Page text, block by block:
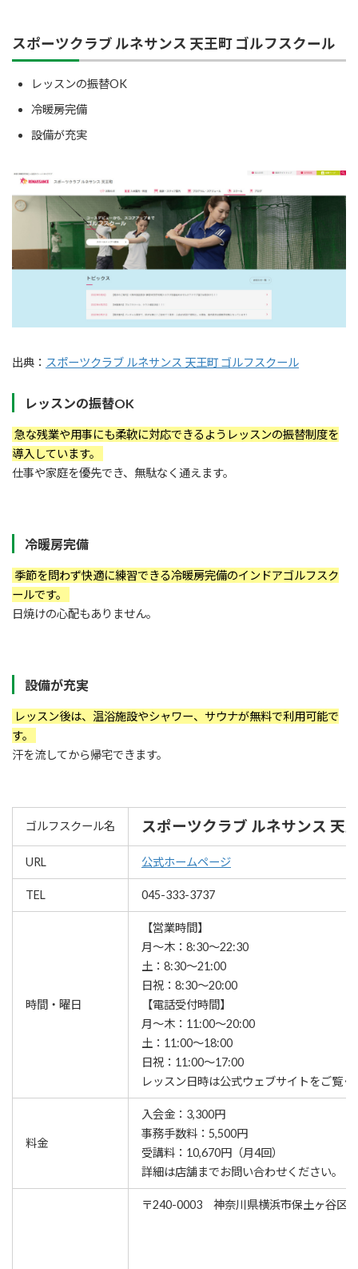
スポーツクラブ ルネサンス 天王町 ゴルフスクール
レッスンの振替OK
冷暖房完備
設備が充実
出典： スポーツクラブ ルネサンス 天王町 ゴルフスクール
レッスンの振替OK
急な残業や用事にも柔軟に対応できるようレッスンの振替制度を
導入しています。
仕事や家庭を優先でき、無駄なく通えます。
冷暖房完備
季節を問わず快適に練習できる冷暖房完備のインドアゴルフスク
ールです。
日焼けの心配もありません。
設備が充実
レッスン後は、温浴施設やシャワー、サウナが無料で利用可能で
す。
汗を流してから帰宅できます。
ゴルフスクール名 スポーツクラブ ルネサンス 天
URL 公式ホームページ
TEL 045-333-3737
時間・曜日
【営業時間】
月～木：8:30～22:30
土：8:30～21:00
日祝：8:30～20:00
【電話受付時間】
月～木：11:00～20:00
土：11:00～18:00
日祝：11:00～17:00
レッスン⽇時は公式ウェブサイトをご覧く
料金
入会金：3,300円
事務手数料：5,500円
受講料：10,670円（月4回）
詳細は店舗までお問い合わせください。
〒240-0003 神奈川県横浜市保土ヶ谷区